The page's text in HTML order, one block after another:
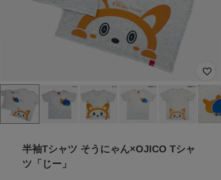
半袖Tシャツ そうにゃん×OJICO Tシャ
ツ「じー」